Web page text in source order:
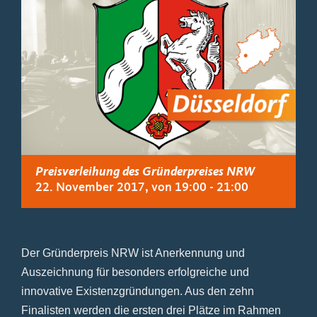
Preisverleihung des Gründerpreises NRW
22. November 2017, von 19:00 - 21:00
Der Gründerpreis NRW ist Anerkennung und
Auszeichnung für besonders erfolgreiche und
innovative Existenzgründungen. Aus den zehn
Finalisten werden die ersten drei Plätze im Rahmen